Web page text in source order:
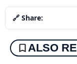
🔗 Share:
ALSO